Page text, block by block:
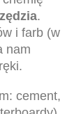
i farb (w
nam
cement,